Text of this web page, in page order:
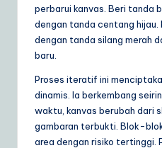
perbarui kanvas. Beri tanda
dengan tanda centang
dengan tanda silang merah
baru.
Proses iteratif ini
dinamis. Ia berkembang
waktu, kanvas berubah dari
gambaran terbukti. Blok-
area dengan risiko tertinggi.